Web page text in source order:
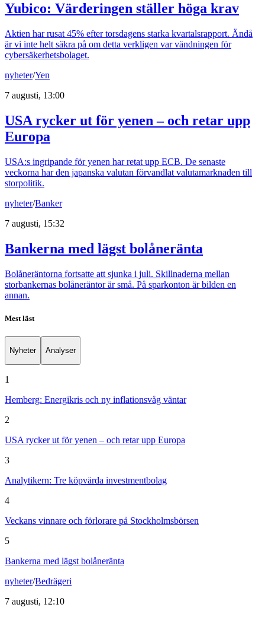
Yubico: Värderingen ställer höga krav
Aktien har rusat 45% efter torsdagens starka kvartalsrapport. Ändå
är vi inte helt säkra på om detta verkligen var vändningen för
cybersäkerhetsbolaget.
nyheter/Yen
7 augusti, 13:00
USA rycker ut för yenen – och retar upp
Europa
USA:s ingripande för yenen har retat upp ECB. De senaste
veckorna har den japanska valutan förvandlat valutamarknaden till
storpolitik.
nyheter/Banker
7 augusti, 15:32
Bankerna med lägst bolåneränta
Bolåneräntorna fortsatte att sjunka i juli. Skillnaderna mellan
storbankernas bolåneräntor är små. På sparkonton är bilden en
annan.
Mest läst
Nyheter Analyser
1
Hemberg: Energikris och ny inflationsvåg väntar
2
USA rycker ut för yenen – och retar upp Europa
3
Analytikern: Tre köpvärda investmentbolag
4
Veckans vinnare och förlorare på Stockholmsbörsen
5
Bankerna med lägst bolåneränta
nyheter/Bedrägeri
7 augusti, 12:10